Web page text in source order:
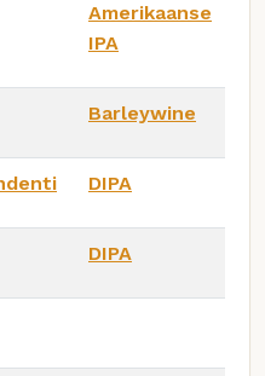
Amerikaanse
IPA
Barleywine
DIPA
DIPA